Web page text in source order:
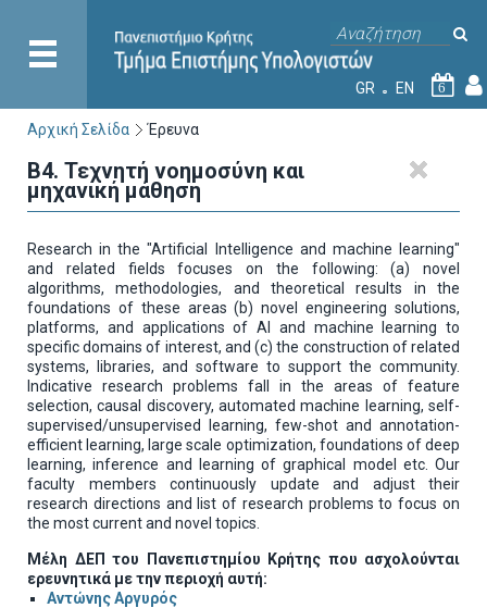
GR EN 6
Αρχική Σελίδα Έρευνα
Β4. Τεχνητή νοημοσύνη και
μηχανική μάθηση
Research in the "Artificial Intelligence and machine learning"
and related fields focuses on the following: (a) novel
algorithms, methodologies, and theoretical results in the
foundations of these areas (b) novel engineering solutions,
platforms, and applications of AI and machine learning to
specific domains of interest, and (c) the construction of related
systems, libraries, and software to support the community.
Indicative research problems fall in the areas of feature
selection, causal discovery, automated machine learning, self-
supervised/unsupervised learning, few-shot and annotation-
efficient learning, large scale optimization, foundations of deep
learning, inference and learning of graphical model etc. Our
faculty members continuously update and adjust their
research directions and list of research problems to focus on
the most current and novel topics.
Μέλη ΔΕΠ του Πανεπιστημίου Κρήτης που ασχολούνται
ερευνητικά με την περιοχή αυτή:
Αντώνης Αργυρός